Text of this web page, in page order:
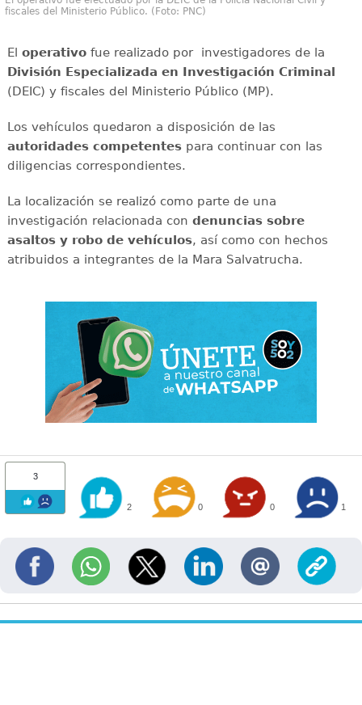
fiscales del Ministerio Público. (Foto: PNC)
El operativofue realizado por investigadores de la
División Especializada en Investigación Criminal
(DEIC) y fiscales del Ministerio Público (MP).
Los vehículos quedaron a disposición de las
autoridades competentespara continuar con las
diligencias correspondientes.
La localización se realizó como parte de una
investigación relacionada con denuncias sobre
asaltos y robo de vehículos, así como con hechos
atribuidos a integrantes de la Mara Salvatrucha.
3
2 0 0 1